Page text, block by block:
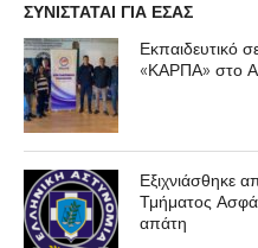
ΣΥΝΙΣΤΑΤΑΙ ΓΙΑ ΕΣΑΣ
Εκπαιδευτικό
«ΚΑΡΠΑ» στο
Εξιχνιάσθηκε
Τμήματος
απάτη